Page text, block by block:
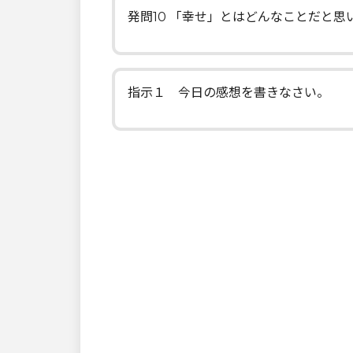
発問10 「幸せ」とはどんなことだと思
指示１ 今日の感想を書きなさい。